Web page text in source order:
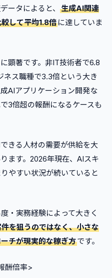
ータによると、
生成AI関連
して平均1.8倍 に達していま
顕著です。非IT技術者で6.8
ス職種で3.3倍という大き
AIアプリケーション開発な
3倍超の報酬になるケースも
きる人材の需要が供給を大
ます。2026年現在、AIスキ
やすい状況が続いていると
・実務経験によって大きく
を狙うのではなく、小さな
チが現実的な稼ぎ方です。
酬倍率>